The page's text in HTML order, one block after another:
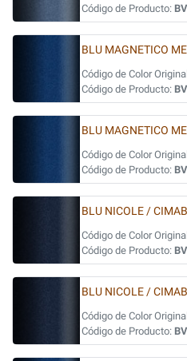
Código de Producto:
BLU MAGNETICO
Código de Color
Código de Producto:
BLU MAGNETICO
Código de Color
Código de Producto:
BLU NICOLE /
Código de Color
Código de Producto:
BLU NICOLE /
Código de Color
Código de Producto: